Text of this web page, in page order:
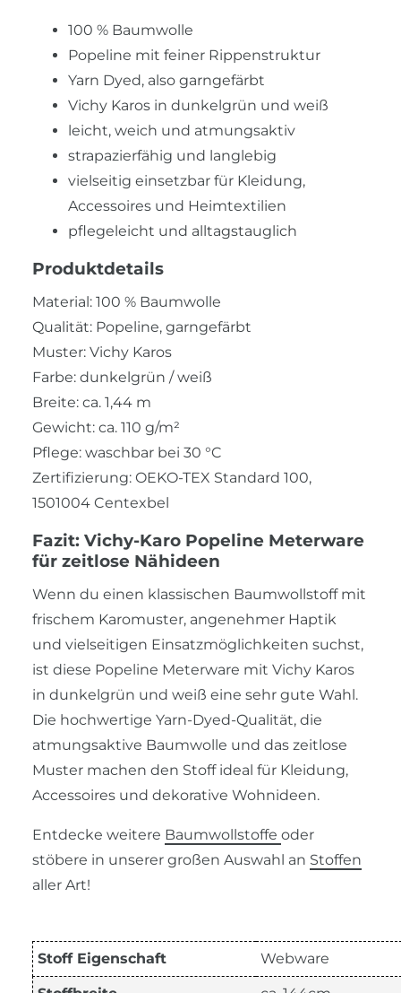
100 % Baumwolle
Popeline mit feiner Rippenstruktur
Yarn Dyed, also garngefärbt
Vichy Karos in dunkelgrün und weiß
leicht, weich und atmungsaktiv
strapazierfähig und langlebig
vielseitig einsetzbar für Kleidung,
Accessoires und Heimtextilien
pflegeleicht und alltagstauglich
Produktdetails
Material: 100 % Baumwolle
Qualität: Popeline, garngefärbt
Muster: Vichy Karos
Farbe: dunkelgrün / weiß
Breite: ca. 1,44 m
Gewicht: ca. 110 g/m²
Pflege: waschbar bei 30 °C
Zertifizierung: OEKO-TEX Standard 100,
1501004 Centexbel
Fazit: Vichy-Karo Popeline Meterware
für zeitlose Nähideen
Wenn du einen klassischen Baumwollstoff mit
frischem Karomuster, angenehmer Haptik
und vielseitigen Einsatzmöglichkeiten suchst,
ist diese Popeline Meterware mit Vichy Karos
in dunkelgrün und weiß eine sehr gute Wahl.
Die hochwertige Yarn-Dyed-Qualität, die
atmungsaktive Baumwolle und das zeitlose
Muster machen den Stoff ideal für Kleidung,
Accessoires und dekorative Wohnideen.
Entdecke weitere Baumwollstoffe oder
stöbere in unserer großen Auswahl an Stoffen
aller Art!
Stoff Eigenschaft Webware